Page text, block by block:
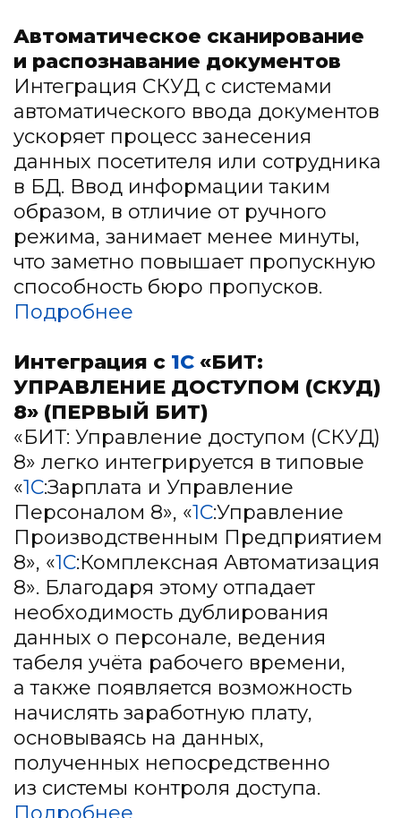
Автоматическое сканирование
и распознавание документов
Интеграция СКУД с системами
автоматического ввода документов
ускоряет процесс занесения
данных посетителя или сотрудника
в БД. Ввод информации таким
образом, в отличие от ручного
режима, занимает менее минуты,
что заметно повышает пропускную
способность бюро пропусков.
Подробнее
Интеграция с 1С «БИТ:
УПРАВЛЕНИЕ ДОСТУПОМ (СКУД)
8» (ПЕРВЫЙ БИТ)
«БИТ: Управление доступом (СКУД)
8» легко интегрируется в типовые
«1С:Зарплата и Управление
Персоналом 8», «1С:Управление
Производственным Предприятием
8», «1С:Комплексная Автоматизация
8». Благодаря этому отпадает
необходимость дублирования
данных о персонале, ведения
табеля учёта рабочего времени,
а также появляется возможность
начислять заработную плату,
основываясь на данных,
полученных непосредственно
из системы контроля доступа.